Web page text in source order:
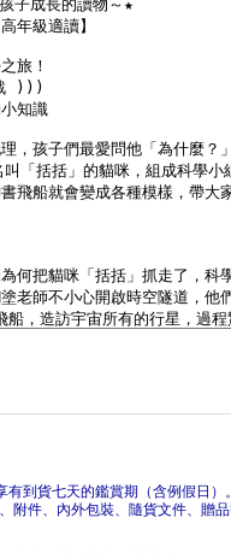
到貨七天的鑑賞期（含例假日
件、內外包裝、隨貨文件、贈品